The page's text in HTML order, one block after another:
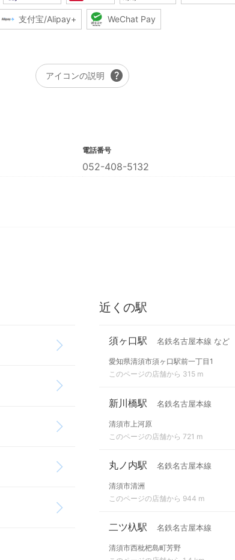
支付宝/Alipay+ WeChat Pay
アイコンの説明 help
電話番号
052-408-5132
近くの駅
須ヶ口駅 名鉄名古屋本線 など
愛知県清須市須ヶ口駅前一丁目1
このページの店舗から 315 m
新川橋駅 名鉄名古屋本線
清須市上河原
このページの店舗から 721 m
丸ノ内駅 名鉄名古屋本線
清須市清洲
このページの店舗から 944 m
二ツ杁駅 名鉄名古屋本線
清須市西枇杷島町芳野